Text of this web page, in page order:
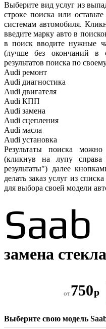
Выберите вид услуг из
строке поиска или
системам автомобиля.
введите марку авто в
в поиск вводите нужные
(лучше без окончаний в
результатов поиска по
Audi ремонт
Audi диагностика
Audi двигателя
Audi КПП
Audi замена
Audi сцепления
Audi масла
Audi установка
Результаты поиска
(кликнув на лупу
результаты") далее
делать заказ услуг из
для выбора своей модели
Saab
замена
от750р
Выберите свою модель